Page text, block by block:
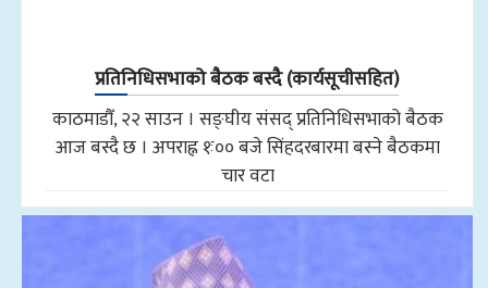
प्रतिनिधिसभाको बैठक बस्दै (कार्यसूचीसहित)
काठमाडौँ, २२ साउन । सङ्घीय संसद् प्रतिनिधिसभाको बैठक
आज बस्दै छ । अपराह्न १ः०० बजे सिंहदरबारमा बस्ने बैठकमा
चार वटा